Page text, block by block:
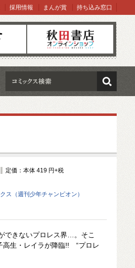
オンラインショップ
採用情報 まんが賞 持ち込み窓口
検索
定価：本体 419 円+税
ス（週刊少年チャンピオン）
できないプロレス界…。そこ
高生・レイラが降臨!! “プロレ